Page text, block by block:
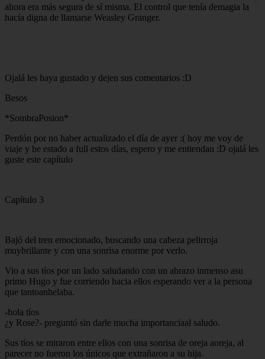
ahora era más segura de sí misma. El control que tenía demagia la
hacía digna de llamarse Weasley Granger.
Ojalá les haya gustado y dejen sus comentarios :D
Besos
*SombraPosion*
Perdón por no haber actualizado el día de ayer :( hoy me voy de
viaje y he estado a full estos días, espero y me entiendan :D ojalá les
guste este capítulo
Capítulo 3
Bajó del tren emocionado, buscando una cabeza pelirroja
muybrillante y con una sonrisa enorme por verlo.
Vio a sus tíos por un lado saludando con un abrazo inmenso asu
primo Hugo y fue corriendo hacia ellos esperando ver a la persona
que tantoanhelaba.
-hola tíos
¿y Rose?- preguntó sin darle mucha importanciaal saludo.
Sus tíos se miraron entre ellos con una sonrisa de oreja aoreja, al
parecer no fueron los únicos que extrañaron a su hija.